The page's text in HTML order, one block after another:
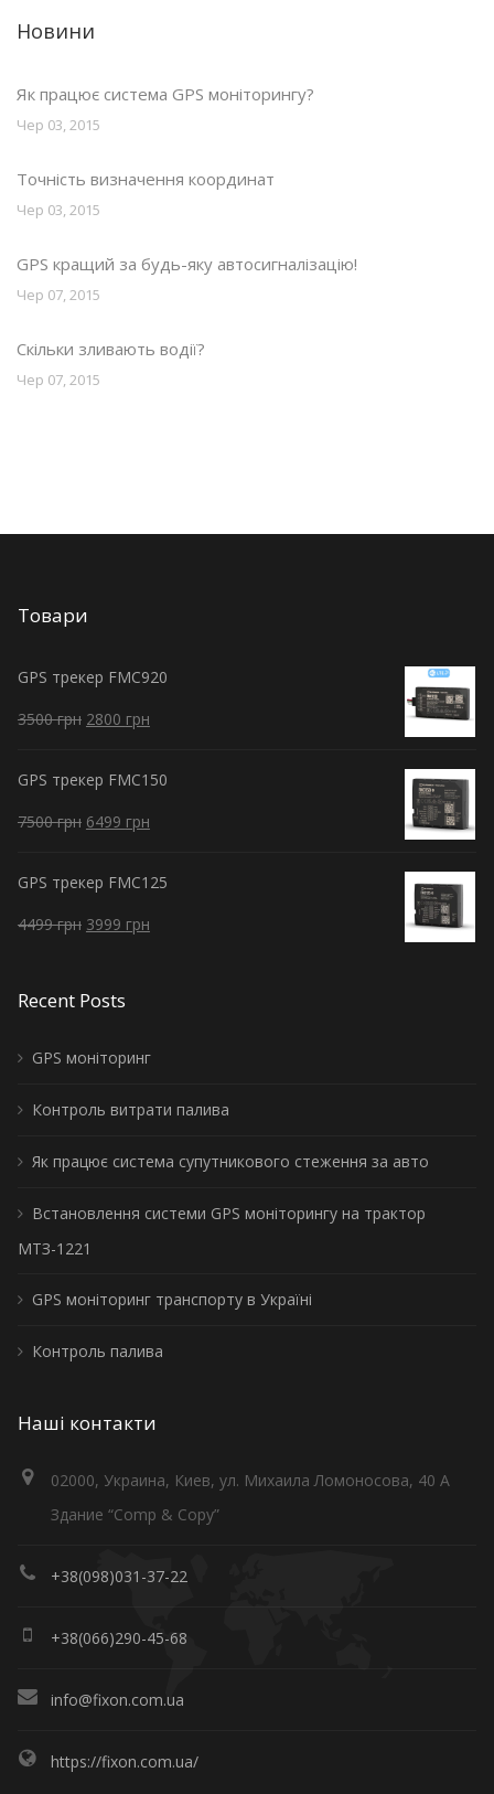
Новини
Як працює система GPS моніторингу?
Чер 03, 2015
Точність визначення координат
Чер 03, 2015
GPS кращий за будь-яку автосигналізацію!
Чер 07, 2015
Скільки зливають водії?
Чер 07, 2015
Товари
GPS трекер FMC920
3500грн 2800 грн
GPS трекер FMC150
7500грн 6499 грн
GPS трекер FMC125
4499грн 3999 грн
Recent Posts
GPS моніторинг
Контроль витрати палива
Як працює система супутникового стеження за авто
Встановлення системи GPS моніторингу на трактор
МТЗ-1221
GPS моніторинг транспорту в Україні
Контроль палива
Наші контакти
02000, Украина, Киев, ул. Михаила Ломоносова, 40 А
Здание “Comp & Copy”
+38(098)031-37-22
+38(066)290-45-68
info@fixon.com.ua
https://fixon.com.ua/